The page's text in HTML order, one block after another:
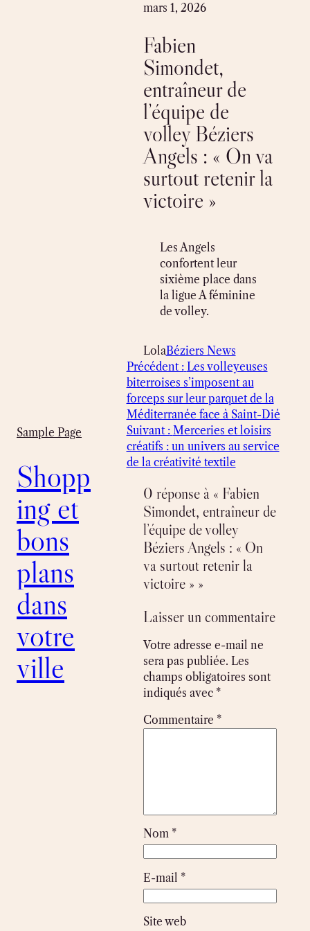
Sample Page
Shopp
ing et
bons
plans
dans
votre
ville
mars 1, 2026
Fabien
Simondet,
entraîneur de
l’équipe de
volley Béziers
Angels : « On va
surtout retenir la
victoire »
Les Angels
confortent leur
sixième place dans
la ligue A féminine
de volley.
LolaBéziers News
Précédent : Les volleyeuses
biterroises s’imposent au
forceps sur leur parquet de la
Méditerranée face à Saint-Dié
Suivant : Merceries et loisirs
créatifs : un univers au service
de la créativité textile
0 réponse à « Fabien
Simondet, entraîneur de
l’équipe de volley
Béziers Angels : « On
va surtout retenir la
victoire » »
Laisser un commentaire
Votre adresse e-mail ne
sera pas publiée. Les
champs obligatoires sont
indiqués avec *
Commentaire *
Nom *
E-mail *
Site web